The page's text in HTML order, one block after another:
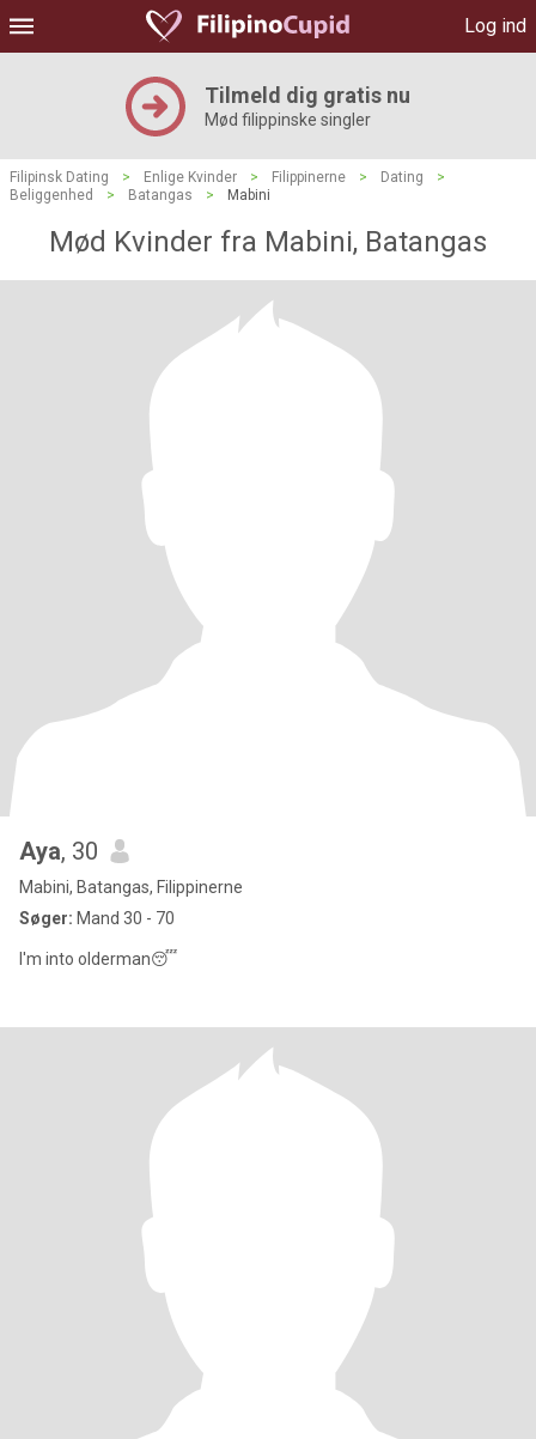
Log ind
Tilmeld dig gratis nu
Mød filippinske singler
Filipinsk Dating > Enlige Kvinder > Filippinerne > Dating
>
Beliggenhed
> Batangas > Mabini
Mød Kvinder fra Mabini, Batangas
Aya, 30
Mabini, Batangas, Filippinerne
Søger: Mand 30 - 70
I'm into olderman😴